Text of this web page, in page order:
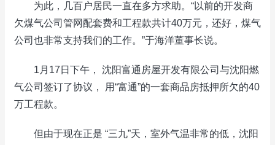
为此，几百户居民一直在多方求助。“以前的开发商
欠煤气公司管网配套费和工程款共计40万元，还好，煤气
公司也非常支持我们的工作。”于海洋董事长说。
1月17日下午， 沈阳富通房屋开发有限公司与沈阳燃
气公司签订了协议， 用“富通”的一套商品房抵押所欠的40
万工程款。
但由于现在正是 “三九”天，室外气温非常的低，沈阳